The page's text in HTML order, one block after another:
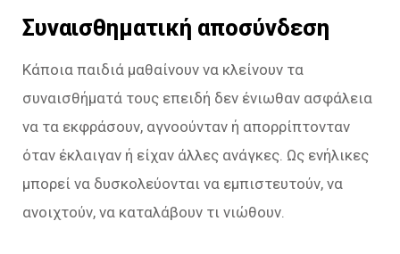
Συναισθηματική αποσύνδεση
Κάποια παιδιά μαθαίνουν να κλείνουν τα
συναισθήματά τους επειδή δεν ένιωθαν ασφάλεια
να τα εκφράσουν, αγνοούνταν ή απορρίπτονταν
όταν έκλαιγαν ή είχαν άλλες ανάγκες. Ως ενήλικες
μπορεί να δυσκολεύονται να εμπιστευτούν, να
ανοιχτούν, να καταλάβουν τι νιώθουν.